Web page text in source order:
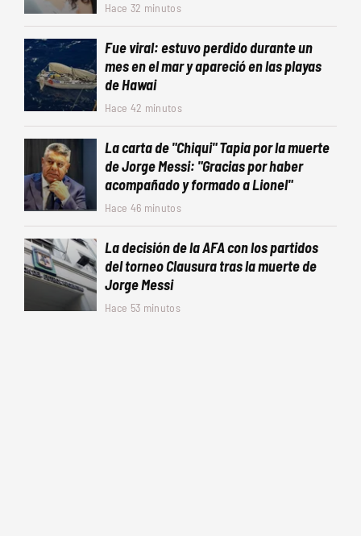
Hace 32 minutos
Fue viral: estuvo perdido durante un
mes en el mar y apareció en las playas
de Hawai
Hace 42 minutos
La carta de "Chiqui" Tapia por la muerte
de Jorge Messi: "Gracias por haber
acompañado y formado a Lionel"
Hace 46 minutos
La decisión de la AFA con los partidos
del torneo Clausura tras la muerte de
Jorge Messi
Hace 53 minutos